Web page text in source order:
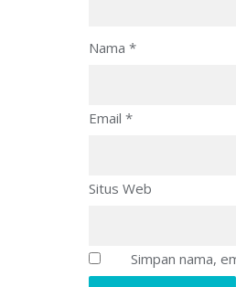
Nama *
Email *
Situs Web
Simpan nama,